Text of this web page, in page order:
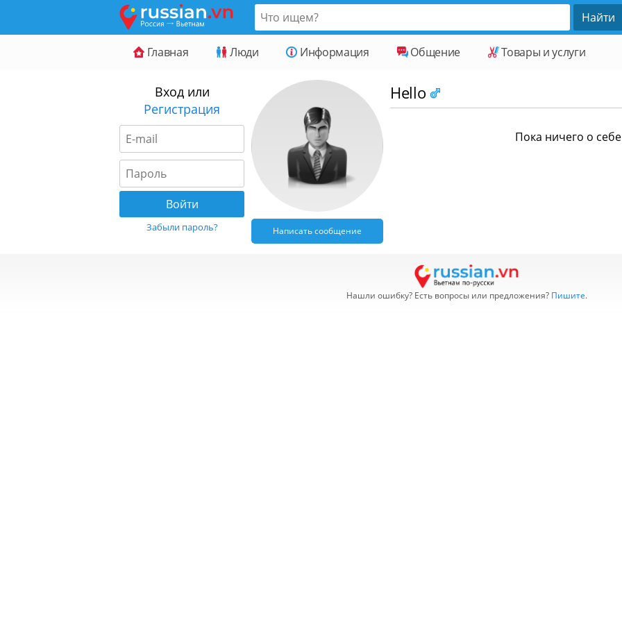
Главная Люди Информация Общение Товары и услуги
Вход или
Регистрация
Забыли пароль? Написать сообщение
Hello
Пока ничего о
Нашли ошибку? Есть вопросы или предложения? Пишите.